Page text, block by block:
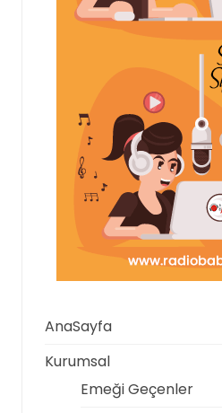
AnaSayfa
Kurumsal
Emeği Geçenler